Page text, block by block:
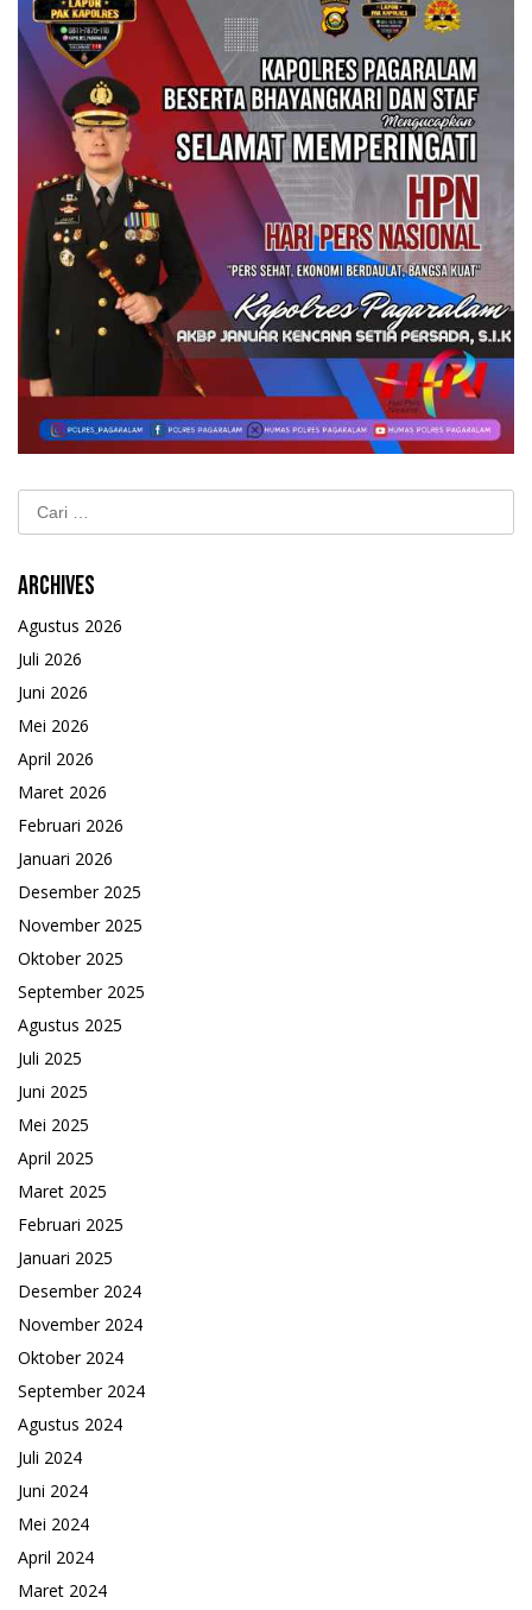
Archives
Agustus 2026
Juli 2026
Juni 2026
Mei 2026
April 2026
Maret 2026
Februari 2026
Januari 2026
Desember 2025
November 2025
Oktober 2025
September 2025
Agustus 2025
Juli 2025
Juni 2025
Mei 2025
April 2025
Maret 2025
Februari 2025
Januari 2025
Desember 2024
November 2024
Oktober 2024
September 2024
Agustus 2024
Juli 2024
Juni 2024
Mei 2024
April 2024
Maret 2024